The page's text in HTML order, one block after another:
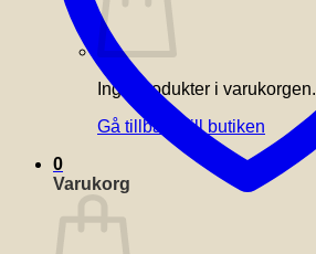
Inga produkter i varukorgen.
Gå tillbaka till butiken
0
Varukorg